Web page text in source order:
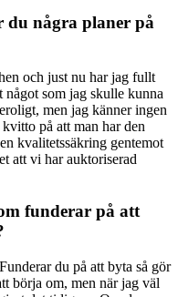
du några planer på
och just nu har jag fullt
något som jag skulle kunna
men jag känner ingen
på att man har den
kvalitetssäkring gentemot
att vi har auktoriserad
funderar på att
du på att byta så gör
börja om, men när jag väl